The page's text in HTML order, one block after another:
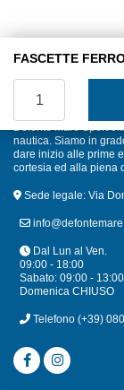
Defonte Mare Sport
nautica. Siamo in
dare inizio alle prime
cortesia ed alla piena
Sede legale: Via
Dal Lun al Ven.
09:00 - 18:00
Sabato: 09:00 - 13:00
Domenica CHIUSO
Telefono (+39)